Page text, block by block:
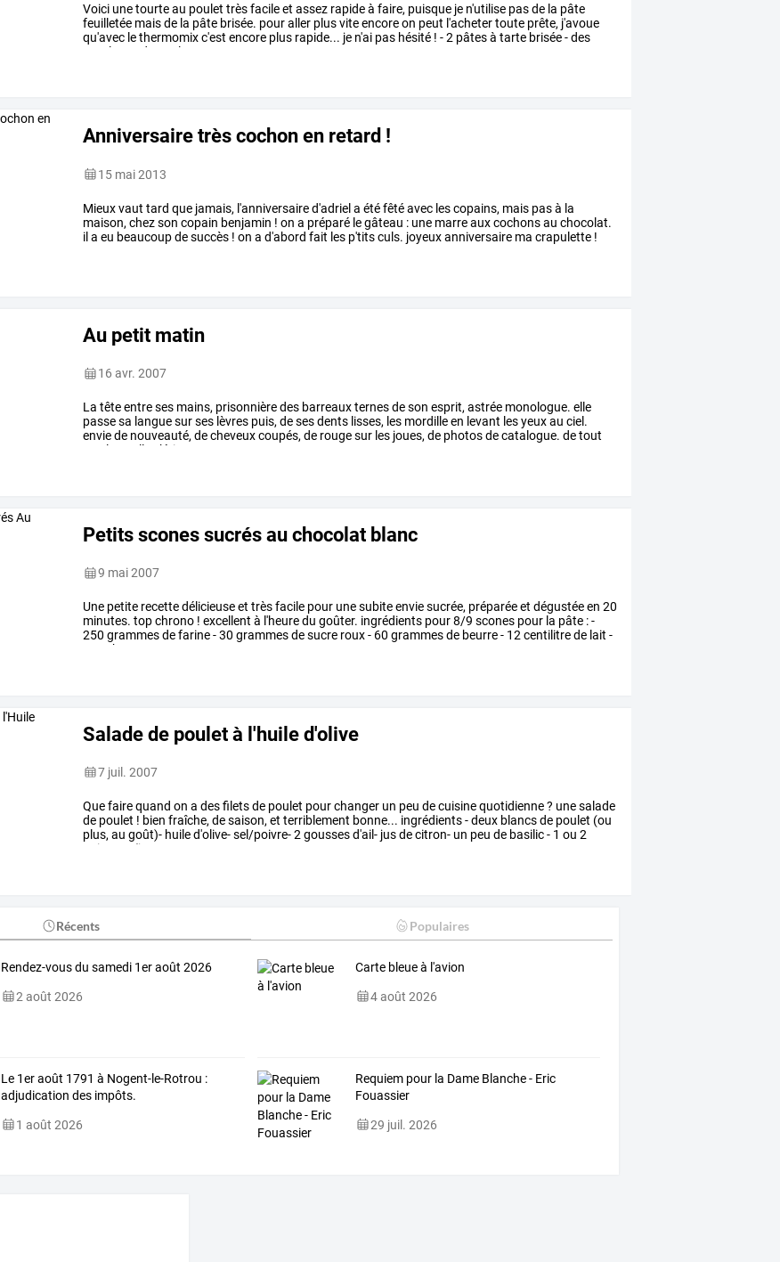
Voici unetourteau poulet trèsfacileet assez rapideà faire, puisque je n'utilise pasde la pâte
feuilletée maisde la pâte brisée. pouraller plusviteencoreon peut l'achetertoute prête, j'avoue
qu'avec lethermomixc'est encore plus rapide... je n'ai pas hésité ! -2 pâtesà tarte brisée-des
escalopes
de poulet
Anniversaire très cochon en retard !
15 mai 2013
Mieux vaut tard que jamais, l'anniversaire d'adriel a été fêté avec les copains, mais pas à la
maison, chez son copain benjamin ! on a préparé le gâteau : une marre aux cochons au chocolat.
il a eu beaucoup de succès ! on a d'abord fait les p'tits culs. joyeux anniversaire ma crapulette !
Au petit matin
16 avr. 2007
La têteentreses mains, prisonnièredes barreauxternesdeson esprit,astrée monologue. elle
passesa languesurses lèvres puis,desesdents lisses, les mordilleen levant lesyeuxau ciel.
enviede nouveauté,decheveuxcoupés,de rougesur les joues,de photosdecatalogue. detout
long elle s’étire,
Petits scones sucrés au chocolat blanc
9 mai 2007
Une petite recettedélicieuseet trèsfacile pour unesubiteenviesucrée, préparéeet dégustéeen 20
minutes. topchrono ! excellent à l'heuredu goûter. ingrédients pour8/9 scones pour la pâte :-
250 grammesdefarine-30 grammesdesucre roux- 60 grammesde beurre- 12 centilitrede lait -
sachet
Salade de poulet à l'huile d'olive
7 juil. 2007
Quefairequand on a desfiletsde poulet pourchanger un peu decuisinequotidienne? unesalade
de poulet ! bien fraîche, desaison, et terriblement bonne... ingrédients-deux blancsde poulet (ou
plus, au goût)- huiled'olive-sel/poivre-2 goussesd'ail- jusdecitron- un peu de basilic- 1 ou 2
poivrons
(je
Récents Populaires
Rendez-vous du samedi 1er août 2026
2 août 2026
Carte bleue à l'avion
4 août 2026
Le 1er août 1791 à Nogent-le-Rotrou :
adjudication des impôts.
1 août 2026
Requiem pour la Dame Blanche - Eric
Fouassier
29 juil. 2026